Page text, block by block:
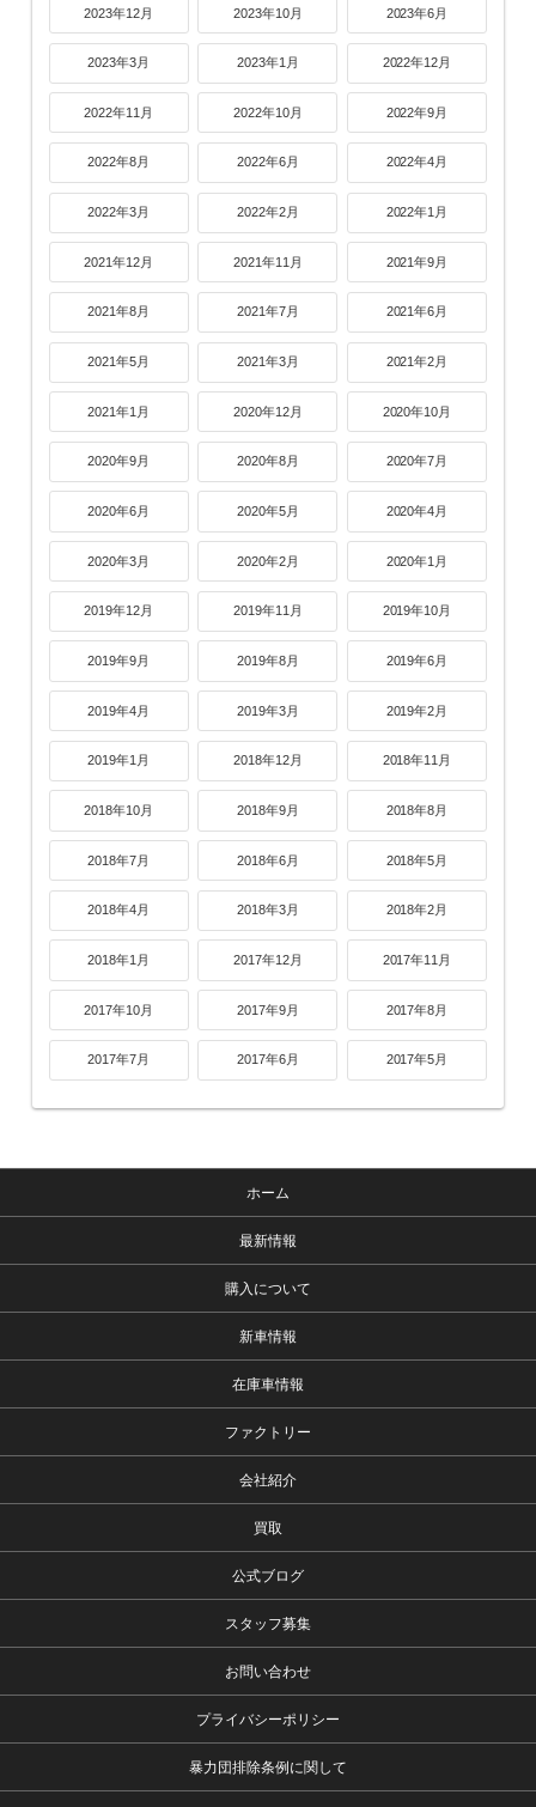
2023年12月 2023年10月 2023年6月
2023年3月 2023年1月 2022年12月
2022年11月 2022年10月 2022年9月
2022年8月 2022年6月 2022年4月
2022年3月 2022年2月 2022年1月
2021年12月 2021年11月 2021年9月
2021年8月 2021年7月 2021年6月
2021年5月 2021年3月 2021年2月
2021年1月 2020年12月 2020年10月
2020年9月 2020年8月 2020年7月
2020年6月 2020年5月 2020年4月
2020年3月 2020年2月 2020年1月
2019年12月 2019年11月 2019年10月
2019年9月 2019年8月 2019年6月
2019年4月 2019年3月 2019年2月
2019年1月 2018年12月 2018年11月
2018年10月 2018年9月 2018年8月
2018年7月 2018年6月 2018年5月
2018年4月 2018年3月 2018年2月
2018年1月 2017年12月 2017年11月
2017年10月 2017年9月 2017年8月
2017年7月 2017年6月 2017年5月
ホーム
最新情報
購入について
新車情報
在庫車情報
ファクトリー
会社紹介
買取
公式ブログ
スタッフ募集
お問い合わせ
プライバシーポリシー
暴力団排除条例に関して